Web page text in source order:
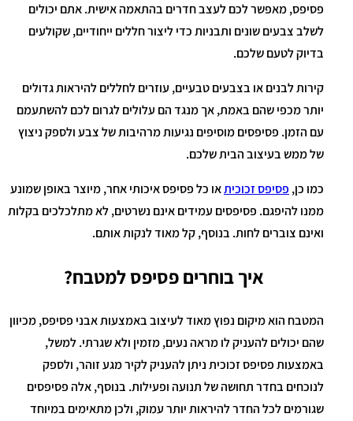
פסיפס, מאפשר לכם לעצב חדרים בהתאמה אישית. אתם יכולים
לשלב צבעים שונים ותבניות כדי ליצור חללים ייחודיים, שקולעים
בדיוק לטעם שלכם.
קירות לבנים או בצבעים טבעיים, עוזרים לחללים להיראות גדולים
יותר מכפי שהם באמת, אך מנגד הם עלולים לגרום לכם להשתעמם
עם הזמן. פסיפסים מוסיפים נגיעות מרהיבות של צבע ולספק ניצוץ
של ממש בעיצוב הבית שלכם.
כמו כן, פסיפס זכוכיתאו כל פסיפס איכותי אחר, מיוצר באופן שמונע
ממנו להיפגם. פסיפסים עמידים אינם נשרטים, לא מתלכלכים בקלות
ואינם צוברים לחות. בנוסף, קל מאוד לנקות אותם.
איך בוחרים פסיפס למטבח?
המטבח הוא מיקום נפוץ מאוד לעיצוב באמצעות אבני פסיפס, מכיוון
שהם יכולים להעניק לו מראה נעים, מזמין ולא שגרתי. למשל,
באמצעות פסיפס זכוכית ניתן להעניק לקיר מגע זוהר, ולספק
לנוכחים בחדר תחושה של תנועה ופעילות. בנוסף, אלה פסיפסים
שגורמים לכל החדר להיראות יותר עמוק, ולכן מתאימים במיוחד